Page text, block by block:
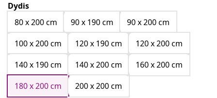
Dydis
80 x 200 cm
90 x 190 cm
90 x 200 cm
100 x 200 cm
120 x 190 cm
120 x 200 cm
140 x 190 cm
140 x 200 cm
160 x 200 cm
180 x 200 cm
200 x 200 cm